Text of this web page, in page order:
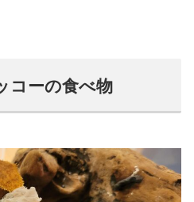
コーの食べ物